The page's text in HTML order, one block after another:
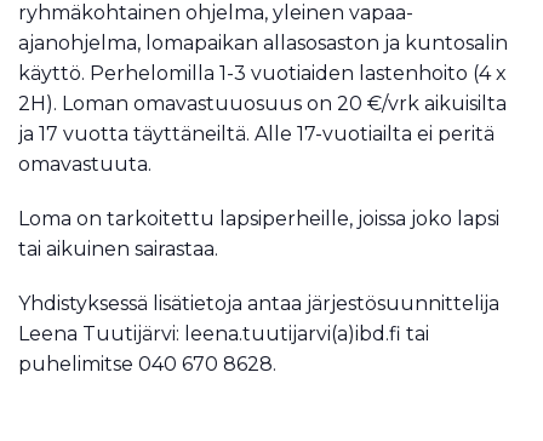
ryhmäkohtainen ohjelma, yleinen vapaa-
ajanohjelma, lomapaikan allasosaston ja kuntosalin
käyttö. Perhelomilla 1-3 vuotiaiden lastenhoito (4 x
2H). Loman omavastuuosuus on 20 €/vrk aikuisilta
ja 17 vuotta täyttäneiltä. Alle 17-vuotiailta ei peritä
omavastuuta.
Loma on tarkoitettu lapsiperheille, joissa joko lapsi
tai aikuinen sairastaa.
Yhdistyksessä lisätietoja antaa järjestösuunnittelija
Leena Tuutijärvi: leena.tuutijarvi(a)ibd.fi tai
puhelimitse 040 670 8628.